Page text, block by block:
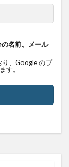
名前、メール
り、Google のプ
す。